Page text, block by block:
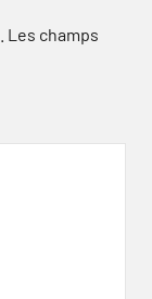
Les champs